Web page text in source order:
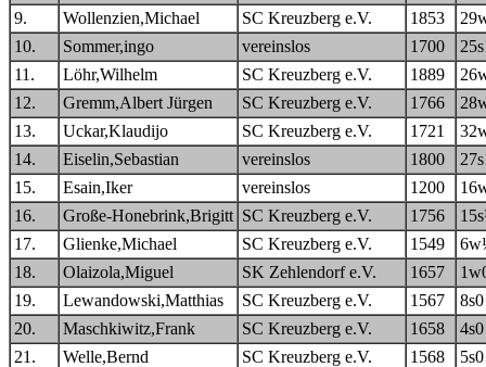
9.
Wollenzien,Michael SC Kreuzberg e.V. 1853
10.
Sommer,ingo vereinslos 1700
11.
Löhr,Wilhelm SC Kreuzberg e.V. 1889
12.
Gremm,Albert Jürgen SC Kreuzberg e.V. 1766
13.
Uckar,Klaudijo SC Kreuzberg e.V. 1721
14.
Eiselin,Sebastian vereinslos 1800
15.
Esain,Iker vereinslos 1200
16.
Große-Honebrink,Brigitt SC Kreuzberg e.V. 1756
17.
Glienke,Michael SC Kreuzberg e.V. 1549
18.
Olaizola,Miguel SK Zehlendorf e.V. 1657
19.
Lewandowski,Matthias SC Kreuzberg e.V. 1567
8s0
20.
Maschkiwitz,Frank SC Kreuzberg e.V. 1658
4s0
21.
Welle,Bernd SC Kreuzberg e.V. 1568
5s0